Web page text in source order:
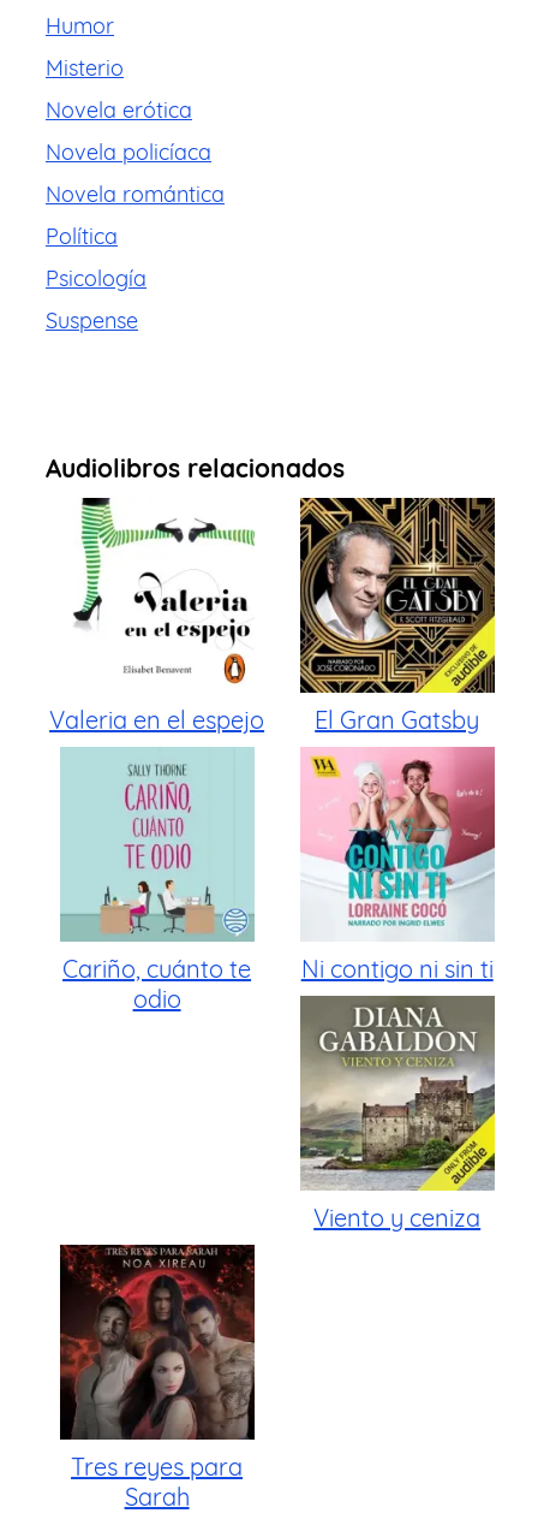
Humor
Misterio
Novela erótica
Novela policíaca
Novela romántica
Política
Psicología
Suspense
Audiolibros relacionados
Valeria en el espejo El Gran Gatsby
Cariño, cuánto te
odio
Ni contigo ni sin ti
Viento y ceniza
Tres reyes para
Sarah